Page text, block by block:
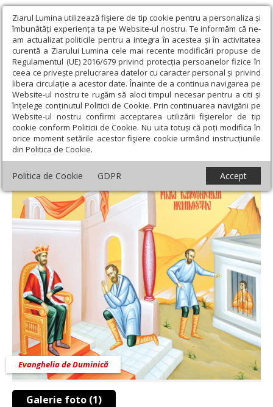
Ziarul Lumina utilizează fişiere de tip cookie pentru a personaliza și
îmbunătăți experiența ta pe Website-ul nostru. Te informăm că ne-
am actualizat politicile pentru a integra în acestea și în activitatea
curentă a Ziarului Lumina cele mai recente modificări propuse de
Regulamentul (UE) 2016/679 privind protecția persoanelor fizice în
ceea ce privește prelucrarea datelor cu caracter personal și privind
libera circulație a acestor date. Înainte de a continua navigarea pe
Website-ul nostru te rugăm să aloci timpul necesar pentru a citi și
înțelege conținutul Politicii de Cookie. Prin continuarea navigării pe
Website-ul nostru confirmi acceptarea utilizării fişierelor de tip
cookie conform Politicii de Cookie. Nu uita totuși că poți modifica în
orice moment setările acestor fişiere cookie urmând instrucțiunile
din Politica de Cookie.
Politica de Cookie GDPR Accept
Ziarul Lumina › Teologie și spiritualitate ›
Evanghelia de
Duminică › Iertați pe cele mici pentru că ați fost iertați de cele
mari!
Iertați pe cele mici pentru că ați fost iertați
de cele mari!
Galerie foto (1)
Evanghelia de Duminică